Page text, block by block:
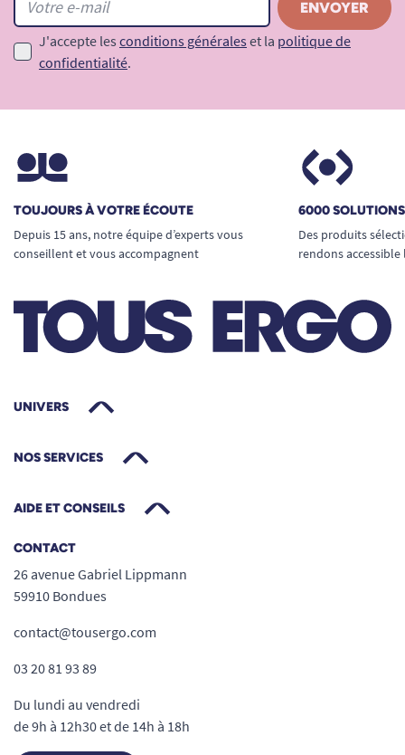
J'accepte les conditions générales et la politique de
confidentialité.
TOUJOURS À VOTRE ÉCOUTE
Depuis 15 ans, notre équipe d’experts vous
conseillent et vous accompagnent
6000
Des produits
rendons
UNIVERS
NOS SERVICES
AIDE ET CONSEILS
CONTACT
26 avenue Gabriel Lippmann
59910 Bondues
contact@tousergo.com
03 20 81 93 89
Du lundi au vendredi
de 9h à 12h30 et de 14h à 18h